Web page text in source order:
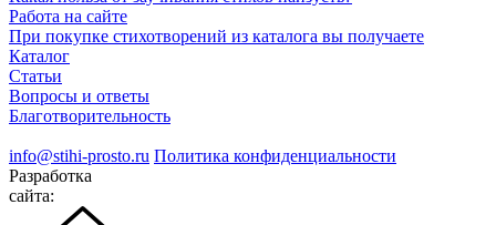
Работа на сайте
При покупке стихотворений из каталога вы получаете
Каталог
Статьи
Вопросы и ответы
Благотворительность
info@stihi-prosto.ru Политика конфиденциальности
Разработка
сайта: